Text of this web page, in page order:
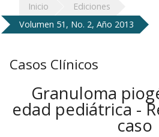
Inicio
Ediciones
Volumen 51, No. 2, Año 2013
Casos Clínicos
Granuloma
edad pediátrica -
caso